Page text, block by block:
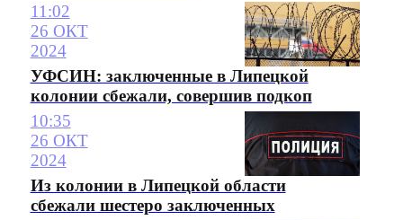
11:02
26 ОКТ
2024
УФСИН: заключенные в Липецкой
колонии сбежали, совершив подкоп
10:35
26 ОКТ
2024
Из колонии в Липецкой области
сбежали шестеро заключенных